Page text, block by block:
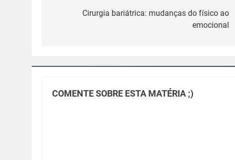
Cirurgia bariátrica: mudanças do físico ao
emocional
COMENTE SOBRE ESTA MATÉRIA ;)